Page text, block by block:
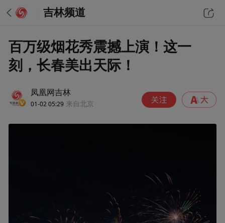
吉林频道
百万级烟花秀震撼上演！这一
刻，长春美出天际！
凤凰网吉林
01-02 05:29 来自北京